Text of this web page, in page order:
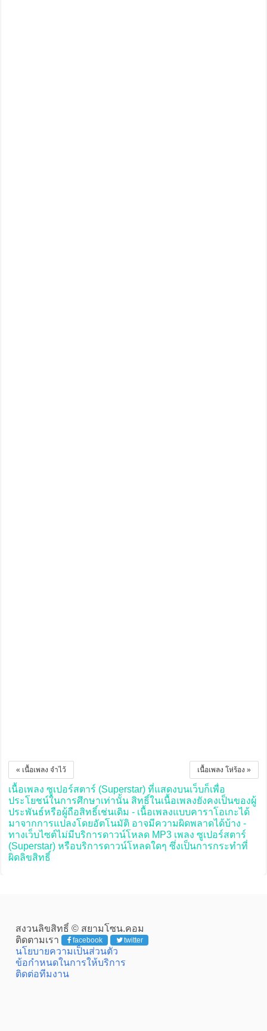
เนื้อเพลง โห่ร้อง »
« เนื้อเพลง จำไว้
เนื้อเพลง ซูเปอร์สตาร์ (Superstar) ที่แสดงบนเว็บก็เพื่อ
ประโยชน์ในการศึกษาเท่านั้น สิทธิ์ในเนื้อเพลงยังคงเป็นของผู้
ประพันธ์หรือผู้ถือสิทธิ์เช่นเดิม - เนื้อเพลงแบบคาราโอเกะได้
มาจากการแปลงโดยอัตโนมัติ อาจมีความผิดพลาดได้บ้าง -
ทางเว็บไซต์ไม่มีบริการดาวน์โหลด MP3 เพลง ซูเปอร์สตาร์
(Superstar) หรือบริการดาวน์โหลดใดๆ ซึ่งเป็นการกระทำที่
ผิดลิขสิทธิ์
สงวนลิขสิทธิ์ © สยามโซน.คอม
ติดตามเรา
facebook twitter
นโยบายความเป็นส่วนตัว
ข้อกำหนดในการให้บริการ
ติดต่อทีมงาน